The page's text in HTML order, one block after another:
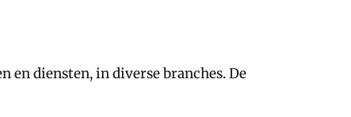
en diensten, in diverse branches. De